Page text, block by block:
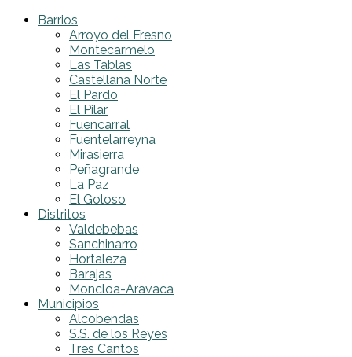
Barrios
Arroyo del Fresno
Montecarmelo
Las Tablas
Castellana Norte
El Pardo
El Pilar
Fuencarral
Fuentelarreyna
Mirasierra
Peñagrande
La Paz
El Goloso
Distritos
Valdebebas
Sanchinarro
Hortaleza
Barajas
Moncloa-Aravaca
Municipios
Alcobendas
S.S. de los Reyes
Tres Cantos